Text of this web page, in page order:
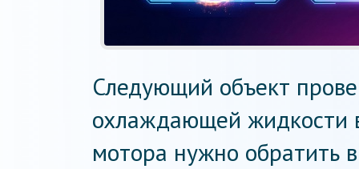
Следующий объект
охлаждающей жидкости
мотора нужно обратить